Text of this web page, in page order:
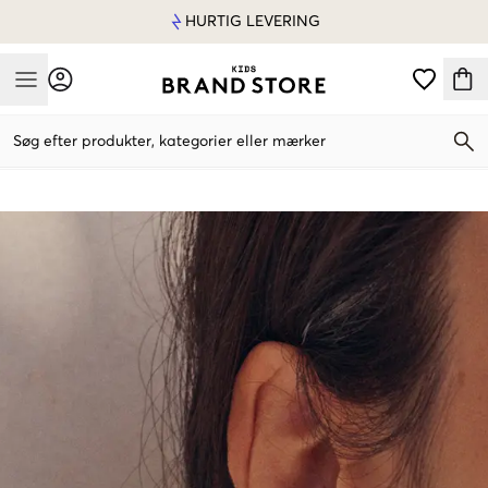
HURTIG LEVERING
Mobile Menu
Søg efter produkter, kategorier eller mærker